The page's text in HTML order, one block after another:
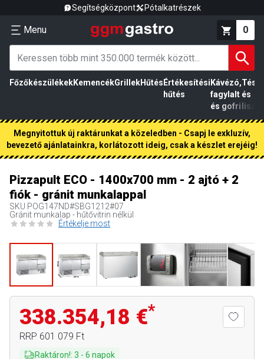
Segítségközpont Pótalkatrészek
Menu 0
FőzőkészülékekKemencékGrillekHűtés Értékesítési
hűtés
Kávézó,
fagylalt
és gofri
és
liszt
Megnyitottuk új raktárunkat a közeledben - Csapj le exkluzív,
bevezető ajánlatainkra, korlátozott ideig, csak a készlet erejéig!
Pizzapult ECO - 1400x700 mm - 2 ajtó + 2
fiók - gránit munkalappal
SKU POG147ND#SBG1212#07
Gránit munkalap - hűtővitrin nélkül
Értékelje most
338.354,18 €*
RRP 601 079 Ft
Raktáron!: 3 - 6 napok